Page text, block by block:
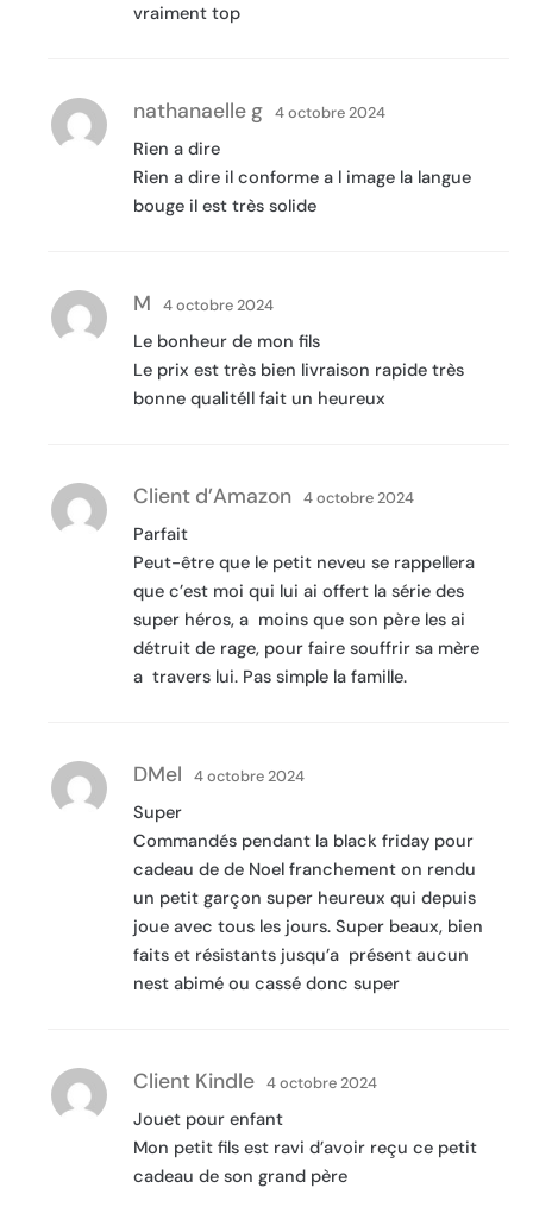
vraiment top
nathanaelle g 4 octobre 2024
Rien a dire
Rien a dire il conforme a l image la langue
bouge il est très solide
M 4 octobre 2024
Le bonheur de mon fils
Le prix est très bien livraison rapide très
bonne qualitéIl fait un heureux
Client d’Amazon 4 octobre 2024
Parfait
Peut-être que le petit neveu se rappellera
que c’est moi qui lui ai offert la série des
super héros, a moins que son père les ai
détruit de rage, pour faire souffrir sa mère
a travers lui. Pas simple la famille.
DMel 4 octobre 2024
Super
Commandés pendant la black friday pour
cadeau de de Noel franchement on rendu
un petit garçon super heureux qui depuis
joue avec tous les jours. Super beaux, bien
faits et résistants jusqu’a présent aucun
nest abimé ou cassé donc super
Client Kindle 4 octobre 2024
Jouet pour enfant
Mon petit fils est ravi d’avoir reçu ce petit
cadeau de son grand père  